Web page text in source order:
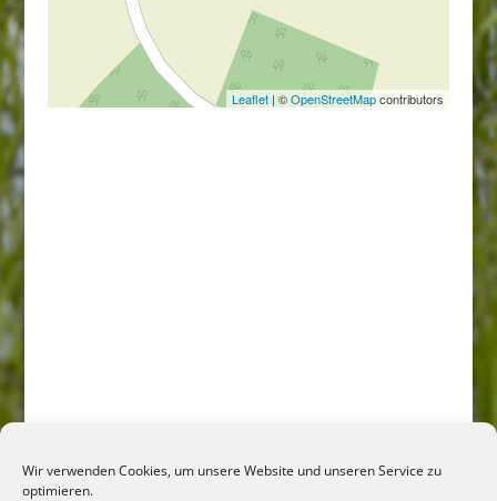
Wir verwenden Cookies, um unsere Website und unseren Service zu
optimieren.
Leaflet | ©OpenStreetMapcontributors